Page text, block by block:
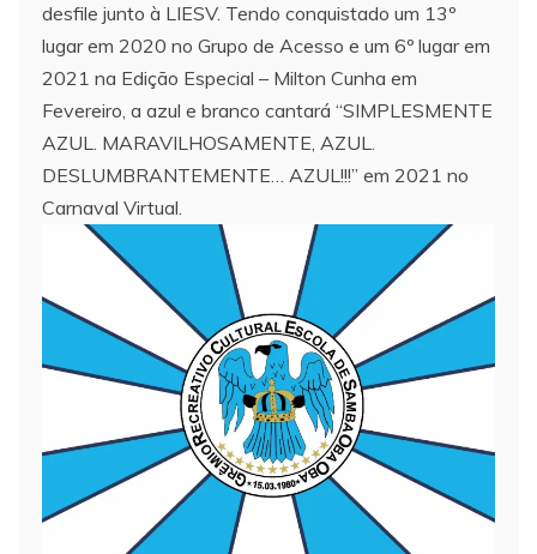
desfile junto à LIESV. Tendo conquistado um 13º
lugar em 2020 no Grupo de Acesso e um 6º lugar em
2021 na Edição Especial – Milton Cunha em
Fevereiro, a azul e branco cantará “SIMPLESMENTE
AZUL. MARAVILHOSAMENTE, AZUL.
DESLUMBRANTEMENTE… AZUL!!!” em 2021 no
Carnaval Virtual.